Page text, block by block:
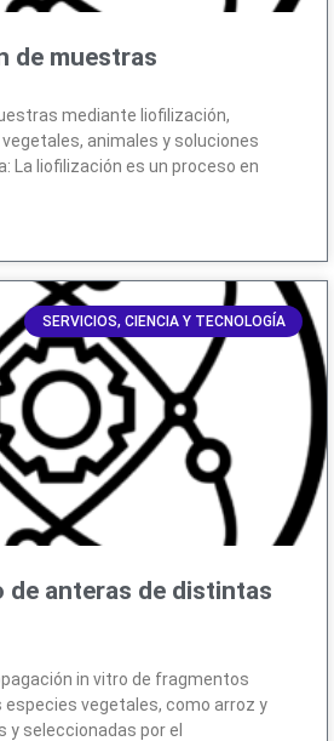
de muestras
mediante liofilización,
animales y soluciones
La liofilización es un proceso en
SERVICIOS, CIENCIA Y TECNOLOGÍA
anteras de distintas
in vitro de fragmentos
vegetales, como arroz y
y seleccionadas por el